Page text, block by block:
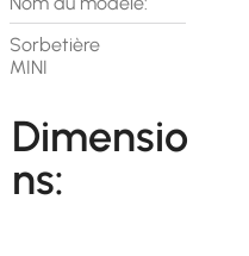
Sorbetière
MINI
Dimensio
ns: